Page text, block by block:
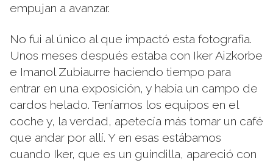
empujan a avanzar.
No fui al único al que impactó esta fotografía.
Unos meses después estaba con Iker Aizkorbe
e Imanol Zubiaurre haciendo tiempo para
entrar en una exposición, y había un campo de
cardos helado. Teníamos los equipos en el
coche y, la verdad, apetecía más tomar un café
que andar por allí. Y en esas estábamos
cuando Iker, que es un guindilla, apareció con